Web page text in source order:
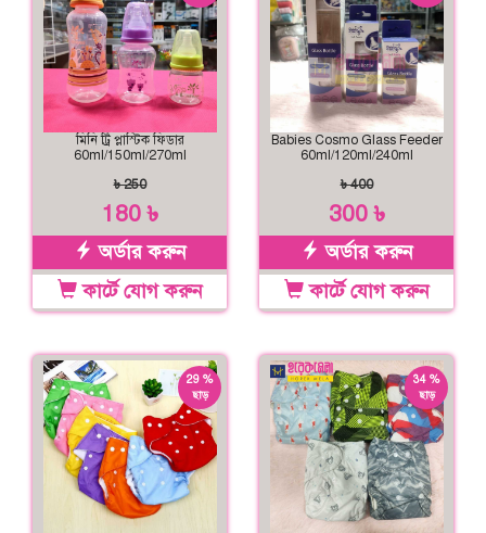
মিনি ট্রি প্লাস্টিক ফিডার
60ml/150ml/270ml
৳ 250
180 ৳
অর্ডার করুন
কার্টে যোগ করুন
Babies Cosmo Glass Feeder
60ml/120ml/240ml
৳ 400
300 ৳
অর্ডার করুন
কার্টে যোগ করুন
29 %
ছাড়
34 %
ছাড়